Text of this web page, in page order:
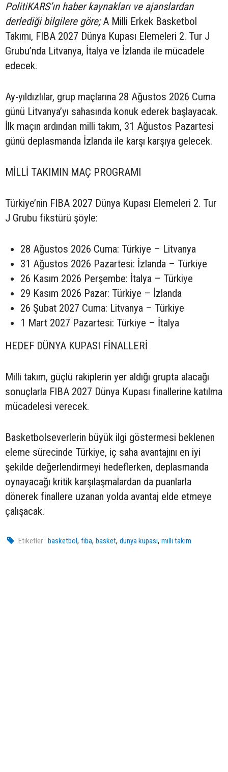
PolitiKARS’ın haber kaynakları ve ajanslardan
derlediği bilgilere göre;A Milli Erkek Basketbol
Takımı, FIBA 2027 Dünya Kupası Elemeleri 2. Tur J
Grubu’nda Litvanya, İtalya ve İzlanda ile mücadele
edecek.
Ay-yıldızlılar, grup maçlarına 28 Ağustos 2026 Cuma
günü Litvanya’yı sahasında konuk ederek başlayacak.
İlk maçın ardından milli takım, 31 Ağustos Pazartesi
günü deplasmanda İzlanda ile karşı karşıya gelecek.
MİLLİ TAKIMIN MAÇ PROGRAMI
Türkiye’nin FIBA 2027 Dünya Kupası Elemeleri 2. Tur
J Grubu fikstürü şöyle:
28 Ağustos 2026 Cuma: Türkiye – Litvanya
31 Ağustos 2026 Pazartesi: İzlanda – Türkiye
26 Kasım 2026 Perşembe: İtalya – Türkiye
29 Kasım 2026 Pazar: Türkiye – İzlanda
26 Şubat 2027 Cuma: Litvanya – Türkiye
1 Mart 2027 Pazartesi: Türkiye – İtalya
HEDEF DÜNYA KUPASI FİNALLERİ
Milli takım, güçlü rakiplerin yer aldığı grupta alacağı
sonuçlarla FIBA 2027 Dünya Kupası finallerine katılma
mücadelesi verecek.
Basketbolseverlerin büyük ilgi göstermesi beklenen
eleme sürecinde Türkiye, iç saha avantajını en iyi
şekilde değerlendirmeyi hedeflerken, deplasmanda
oynayacağı kritik karşılaşmalardan da puanlarla
dönerek finallere uzanan yolda avantaj elde etmeye
çalışacak.
Etiketler : basketbol,fiba,basket,dünya kupası,milli takım